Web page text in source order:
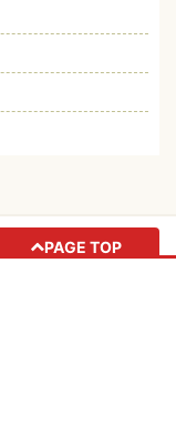
PAGE TOP